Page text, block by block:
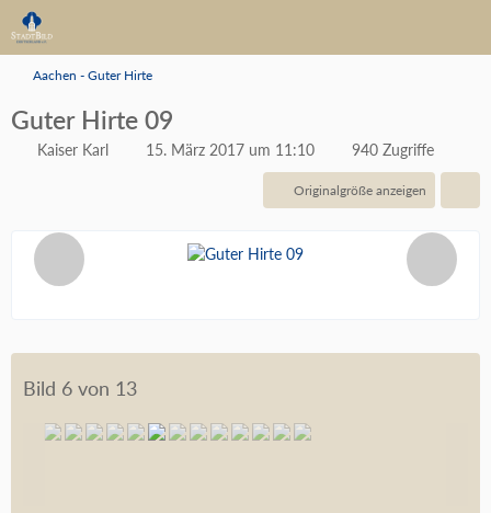
Aachen - Guter Hirte
Guter Hirte 09
Kaiser Karl 15. März 2017 um 11:10 940 Zugriffe
Originalgröße anzeigen
Bild 6 von 13